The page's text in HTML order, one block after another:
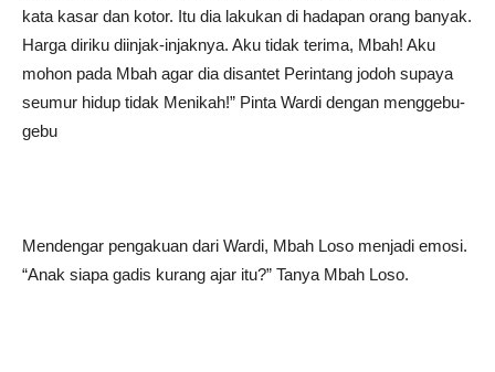
kata kasar dan kotor. Itu dia lakukan di hadapan orang banyak.
Harga diriku diinjak-injaknya. Aku tidak terima, Mbah! Aku
mohon pada Mbah agar dia disantet Perintang jodoh supaya
seumur hidup tidak Menikah!” Pinta Wardi dengan menggebu-
gebu
Mendengar pengakuan dari Wardi, Mbah Loso menjadi emosi.
“Anak siapa gadis kurang ajar itu?” Tanya Mbah Loso.